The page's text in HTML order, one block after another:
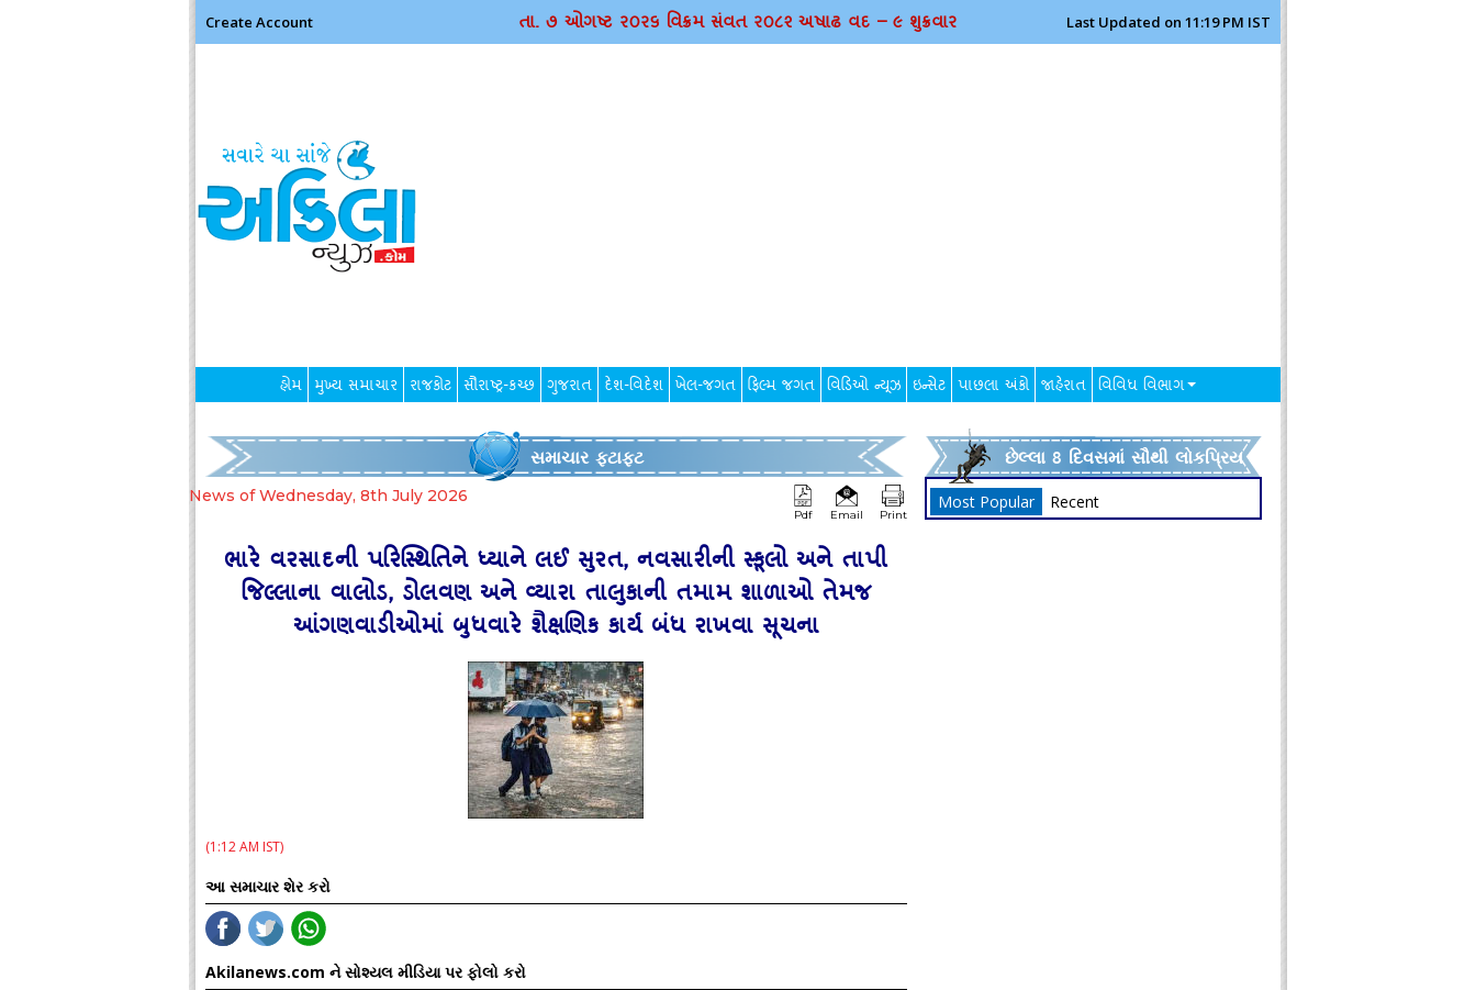
Create Account તા. ૭ ઓગષ્ટ ર૦ર૬ વિક્રમ સંવત ર૦૮૨ અષાઢ વદ – ૯ શુક્રવાર Last Updated on 11:19 PM IST
હોમ મુખ્ય સમાચાર રાજકોટ સૌરાષ્ટ્ર-કચ્છ ગુજરાત દેશ-વિદેશ ખેલ-જગત ફિલ્મ જગત વિડિઓ ન્યૂઝ ઇન્સેટ પાછલા અંકો જાહેરાત વિવિધ વિભાગ
સમાચાર ફટાફટ
News of Wednesday, 8th July 2026
Pdf Email Print
ભારે વરસાદની પરિસ્થિતિને ધ્યાને લઈ સુરત, નવસારીની સ્કૂલો અને તાપી
જિલ્લાના વાલોડ, ડોલવણ અને વ્યારા તાલુકાની તમામ શાળાઓ તેમજ
આંગણવાડીઓમાં બુધવારે શૈક્ષણિક કાર્ય બંધ રાખવા સૂચના
(1:12 AM IST)
આ સમાચાર શેર કરો
Akilanews.com ને સોશ્યલ મીડિયા પર ફોલો કરો
છેલ્લા 8 દિવસમાં સૌથી લોકપ્રિય
Most Popular Recent